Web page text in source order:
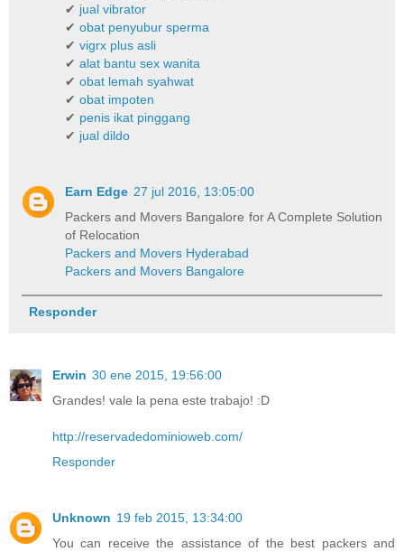
✔ jual vibrator
✔obat penyubur sperma
✔vigrx plus asli
✔alat bantu sex wanita
✔obat lemah syahwat
✔obat impoten
✔ penis ikat pinggang
✔ jual dildo
Earn Edge 27 jul 2016, 13:05:00
Packers and Movers Bangalore for A Complete Solution
of Relocation
Packers and Movers Hyderabad
Packers and Movers Bangalore
Responder
Erwin 30 ene 2015, 19:56:00
Grandes! vale la pena este trabajo! :D
http://reservadedominioweb.com/
Responder
Unknown 19 feb 2015, 13:34:00
You can receive the assistance of the best packers and